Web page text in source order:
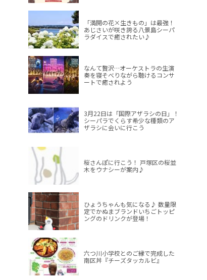
「満開の花×生きもの」は最強！
あじさいが咲き誇る八景島シーパ
ラダイスで癒されたい♪
なんて贅沢…オーケストラの生演
奏を寝そべりながら聴けるコンサ
ートで癒されよう
3月22日は「国際アザラシの日」！
シーパラでくらす希少な種類のア
ザラシに会いに行こう
桜さんぽに行こう！ 戸塚区の桜並
木をウナシーが案内♪
ひょうちゃんも気になる♪ 数量限
定でかぬまブランドいちごトッピ
ングのドリンクが登場！
六つ川小学校とのご縁で完成した
南区丼『チーズタッカルビ』